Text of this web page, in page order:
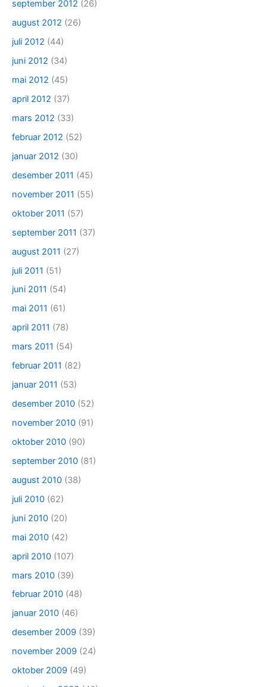
september 2012 (26)
august 2012 (26)
juli 2012 (44)
juni 2012 (34)
mai 2012 (45)
april 2012 (37)
mars 2012 (33)
februar 2012 (52)
januar 2012 (30)
desember 2011 (45)
november 2011 (55)
oktober 2011 (57)
september 2011 (37)
august 2011 (27)
juli 2011 (51)
juni 2011 (54)
mai 2011 (61)
april 2011 (78)
mars 2011 (54)
februar 2011 (82)
januar 2011 (53)
desember 2010 (52)
november 2010 (91)
oktober 2010 (90)
september 2010 (81)
august 2010 (38)
juli 2010 (62)
juni 2010 (20)
mai 2010 (42)
april 2010 (107)
mars 2010 (39)
februar 2010 (48)
januar 2010 (46)
desember 2009 (39)
november 2009 (24)
oktober 2009 (49)